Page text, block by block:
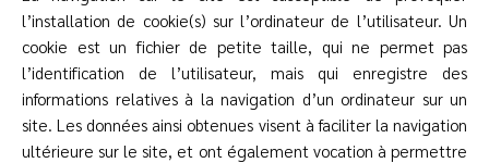
l’installation de cookie(s) sur l’ordinateur de l’utilisateur. Un
cookie est un fichier de petite taille, qui ne permet pas
l’identification de l’utilisateur, mais qui enregistre des
informations relatives à la navigation d’un ordinateur sur un
site. Les données ainsi obtenues visent à faciliter la navigation
ultérieure sur le site, et ont également vocation à permettre